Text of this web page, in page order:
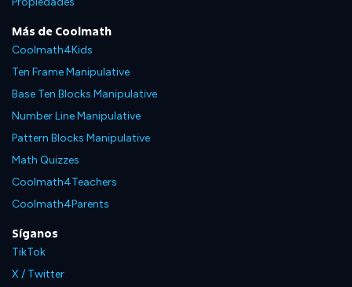
Más de Coolmath
Coolmath4Kids
Ten Frame Manipulative
Base Ten Blocks Manipulative
Number Line Manipulative
Pattern Blocks Manipulative
Math Quizzes
Coolmath4Teachers
Coolmath4Parents
Síganos
TikTok
X / Twitter